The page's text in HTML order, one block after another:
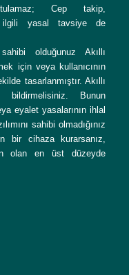
Cep takip,
ilgili yasal tavsiye de
olduğunuz Akıllı
için veya kullanıcının
tasarlanmıştır. Akıllı
bildirmelisiniz. Bunun
eyalet yasalarının ihlal
sahibi olmadığınız
bir cihaza kurarsanız,
olan en üst düzeyde